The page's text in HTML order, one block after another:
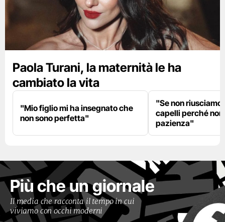
Paola Turani, la maternità le ha
cambiato la vita
"Mio figlio mi ha insegnato che
non sono perfetta"
"Se non riusciamo
capelli perché
pazienza"
Più che un giornale
Il media che racconta il tempo in cui
viviamo con occhi moderni